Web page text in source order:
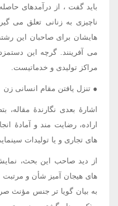
باید گفت ، از درآمدهای
ناچیزی به زنانی تعلق می
هایشان برای صاحبان این
می آفرینند. گرچه این
مراکز تولیدی و خدماتیست.
● تنزل یافتن مقام انسانی زن
اشارۀ بعدی نگارندۀ
اراده، رضایت مند و آمادۀ
های تجاری و یا تولیدات
از دید صاحب این بحث،
های هیجان آمیز شأن و مرتبت
به بیان گویا تر جنس مؤنث